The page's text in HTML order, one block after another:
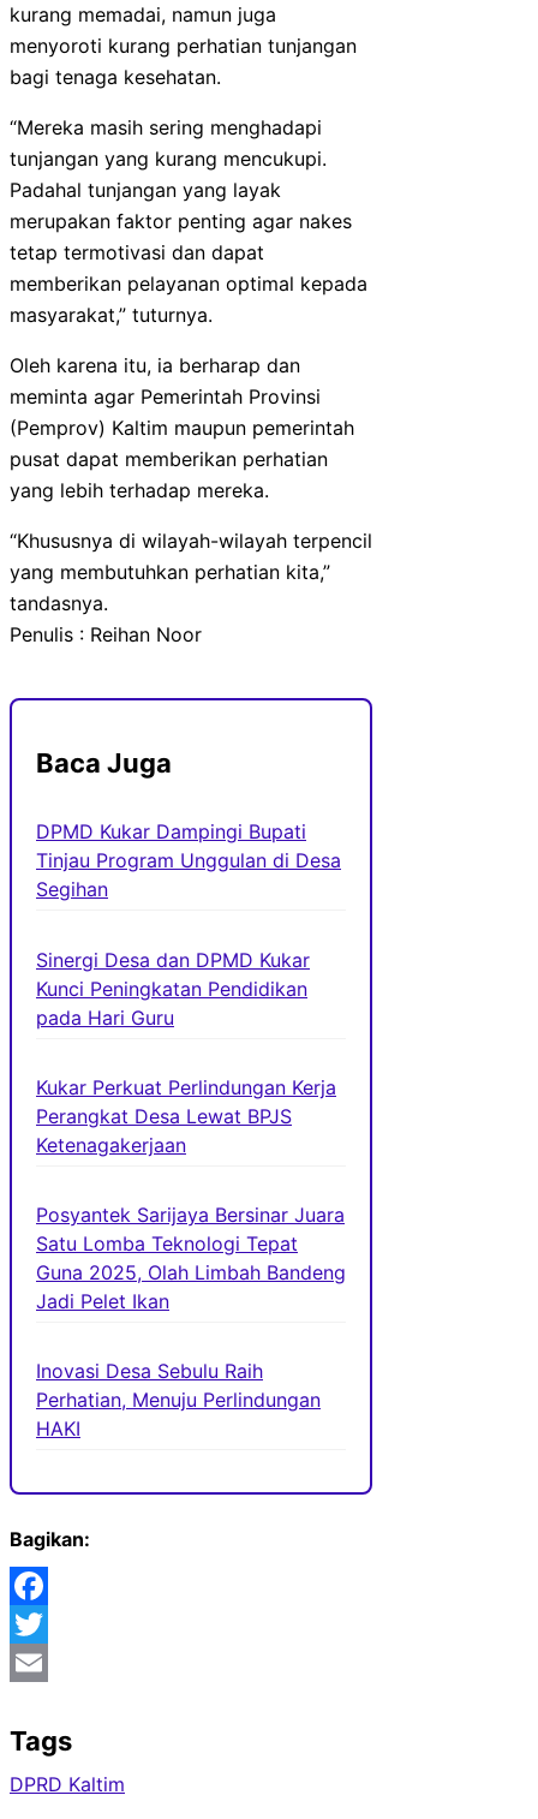
kurang memadai, namun juga
menyoroti kurang perhatian tunjangan
bagi tenaga kesehatan.
“Mereka masih sering menghadapi
tunjangan yang kurang mencukupi.
Padahal tunjangan yang layak
merupakan faktor penting agar nakes
tetap termotivasi dan dapat
memberikan pelayanan optimal kepada
masyarakat,” tuturnya.
Oleh karena itu, ia berharap dan
meminta agar Pemerintah Provinsi
(Pemprov) Kaltim maupun pemerintah
pusat dapat memberikan perhatian
yang lebih terhadap mereka.
“Khususnya di wilayah-wilayah terpencil
yang membutuhkan perhatian kita,”
tandasnya.
Penulis : Reihan Noor
Baca Juga
DPMD Kukar Dampingi Bupati
Tinjau Program Unggulan di Desa
Segihan
Sinergi Desa dan DPMD Kukar
Kunci Peningkatan Pendidikan
pada Hari Guru
Kukar Perkuat Perlindungan Kerja
Perangkat Desa Lewat BPJS
Ketenagakerjaan
Posyantek Sarijaya Bersinar Juara
Satu Lomba Teknologi Tepat
Guna 2025, Olah Limbah Bandeng
Jadi Pelet Ikan
Inovasi Desa Sebulu Raih
Perhatian, Menuju Perlindungan
HAKI
Bagikan:
Facebook
Twitter
Tags
DPRD Kaltim